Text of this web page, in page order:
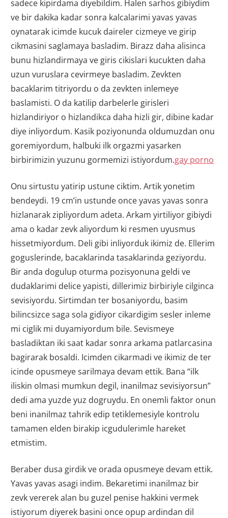
sadece kipirdama diyebildim. Halen sarhos gibiydim
ve bir dakika kadar sonra kalcalarimi yavas yavas
oynatarak icimde kucuk daireler cizmeye ve girip
cikmasini saglamaya basladim. Birazz daha alisinca
bunu hizlandirmaya ve giris cikislari kucukten daha
uzun vuruslara cevirmeye basladim. Zevkten
bacaklarim titriyordu o da zevkten inlemeye
baslamisti. O da katilip darbelerle girisleri
hizlandiriyor o hizlandikca daha hizli gir, dibine kadar
diye inliyordum. Kasik poziyonunda oldumuzdan onu
goremiyordum, halbuki ilk orgazmi yasarken
birbirimizin yuzunu gormemizi istiyordum.gay porno
Onu sirtustu yatirip ustune ciktim. Artik yonetim
bendeydi. 19 cm’in ustunde once yavas yavas sonra
hizlanarak zipliyordum adeta. Arkam yirtiliyor gibiydi
ama o kadar zevk aliyordum ki resmen uyusmus
hissetmiyordum. Deli gibi inliyorduk ikimiz de. Ellerim
goguslerinde, bacaklarinda tasaklarinda geziyordu.
Bir anda dogulup oturma pozisyonuna geldi ve
dudaklarimi delice yapisti, dillerimiz birbiriyle cilginca
sevisiyordu. Sirtimdan ter bosaniyordu, basim
bilincsizce saga sola gidiyor cikardigim sesler inleme
mi ciglik mi duyamiyordum bile. Sevismeye
basladiktan iki saat kadar sonra arkama patlarcasina
bagirarak bosaldi. Icimden cikarmadi ve ikimiz de ter
icinde opusmeye sarilmaya devam ettik. Bana “ilk
iliskin olmasi mumkun degil, inanilmaz sevisiyorsun”
dedi ama yuzde yuz dogruydu. En onemli faktor onun
beni inanilmaz tahrik edip tetiklemesiyle kontrolu
tamamen elden birakip icgudulerimle hareket
etmistim.
Beraber dusa girdik ve orada opusmeye devam ettik.
Yavas yavas asagi indim. Bekaretimi inanilmaz bir
zevk vererek alan bu guzel penise hakkini vermek
istiyorum diyerek basini once opup ardindan dil